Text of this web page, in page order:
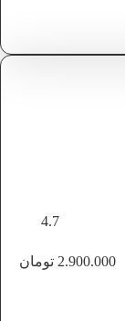
4.7
2.900.000 تومان